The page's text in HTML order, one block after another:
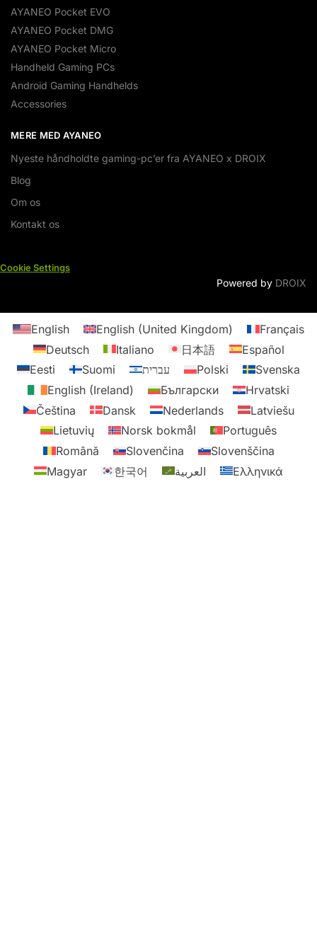
AYANEO Pocket EVO
AYANEO Pocket DMG
AYANEO Pocket Micro
Handheld Gaming PCs
Android Gaming Handhelds
Accessories
MERE MED AYANEO
Nyeste håndholdte gaming-pc’er fra AYANEO x DROIX
Blog
Om os
Kontakt os
Cookie Settings
Powered by DROIX
English English (United Kingdom)
Français
Deutsch
Italiano 日本語
Español
Eesti
Suomi עברית Polski
Svenska
English (Ireland)
Български
Hrvatski
Čeština
Dansk Nederlands
Latviešu
Lietuvių
Norsk bokmål
Português
Română
Slovenčina
Slovenščina
Magyar
한국어 العربية Ελληνικά